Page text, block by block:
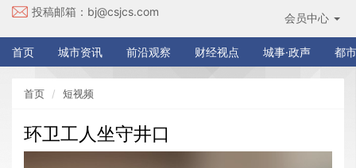
投稿邮箱： bj@csjcs.com 会员中心
首页 城市资讯 前沿观察 财经视点 城事·政声 都
首页 短视频
环卫工人坐守井口